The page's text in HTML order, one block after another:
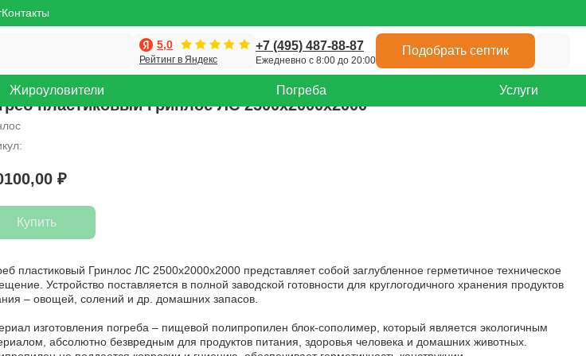
Контакты
Рейтинг в Яндекс
5,0 +7 (495) 487-88-87
Ежедневно с 8:00 до 20:00
Подобрать септик
Жироуловители Погреба Услуги
пластиковый Гринлос ЛС 2500x2000x2000
₽
Купить
пластиковый Гринлос ЛС 2500x2000x2000 представляет собой заглубленное герметичное техническое
Устройство поставляется в полной заводской готовности для круглогодичного хранения продуктов
– овощей, солений и др. домашних запасов.
изготовления погреба – пищевой полипропилен блок-сополимер, который является экологичным
абсолютно безвредным для продуктов питания, здоровья человека и домашних животных.